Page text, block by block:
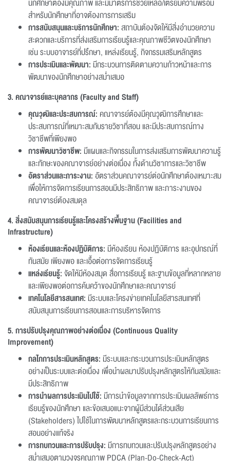
นักศึกษาต้องมีคุณภาพ และมีมาตรการช่วยเหลือ/เตรียมความพร้อม
สำหรับนักศึกษาที่อาจต้องการการเสริม
การสนับสนุนและบริการนักศึกษา:สถาบันต้องจัดให้มีสิ่งอำนวยความ
สะดวกและบริการที่ส่งเสริมการเรียนรู้และคุณภาพชีวิตของนักศึกษา
เช่น ระบบอาจารย์ที่ปรึกษา, แหล่งเรียนรู้, กิจกรรมเสริมหลักสูตร
การประเมินและพัฒนา: มีกระบวนการติดตามความก้าวหน้าและการ
พัฒนาของนักศึกษาอย่างสม่ำเสมอ
3. คณาจารย์และบุคลากร (Faculty and Staff)
คุณวุฒิและประสบการณ์: คณาจารย์ต้องมีคุณวุฒิการศึกษาและ
ประสบการณ์ที่เหมาะสมกับรายวิชาที่สอน และมีประสบการณ์ทาง
วิชาชีพที่เพียงพอ
การพัฒนาวิชาชีพ: มีแผนและกิจกรรมในการส่งเสริมการพัฒนาความรู้
และทักษะของคณาจารย์อย่างต่อเนื่อง ทั้งด้านวิชาการและวิชาชีพ
อัตราส่วนและภาระงาน: อัตราส่วนคณาจารย์ต่อนักศึกษาต้องเหมาะสม
เพื่อให้การจัดการเรียนการสอนมีประสิทธิภาพ และภาระงานของ
คณาจารย์ต้องสมดุล
4. สิ่งสนับสนุนการเรียนรู้และโครงสร้างพื้นฐาน (Facilities and
Infrastructure)
ห้องเรียนและห้องปฏิบัติการ: มีห้องเรียน ห้องปฏิบัติการ และอุปกรณ์ที่
ทันสมัย เพียงพอ และเอื้อต่อการจัดการเรียนรู้
แหล่งเรียนรู้:จัดให้มีห้องสมุด สื่อการเรียนรู้ และฐานข้อมูลที่หลากหลาย
และเพียงพอต่อการค้นคว้าของนักศึกษาและคณาจารย์
เทคโนโลยีสารสนเทศ: มีระบบและโครงข่ายเทคโนโลยีสารสนเทศที่
สนับสนุนการเรียนการสอนและการบริหารจัดการ
5. การปรับปรุงคุณภาพอย่างต่อเนื่อง (Continuous Quality
Improvement)
กลไกการประเมินหลักสูตร: มีระบบและกระบวนการประเมินหลักสูตร
อย่างเป็นระบบและต่อเนื่อง เพื่อนำผลมาปรับปรุงหลักสูตรให้ทันสมัยและ
มีประสิทธิภาพ
การนำผลการประเมินไปใช้: มีการนำข้อมูลจากการประเมินผลลัพธ์การ
เรียนรู้ของนักศึกษา และข้อเสนอแนะจากผู้มีส่วนได้ส่วนเสีย
(Stakeholders) ไปใช้ในการพัฒนาหลักสูตรและกระบวนการเรียนการ
สอนอย่างแท้จริง
การทบทวนและการปรับปรุง: มีการทบทวนและปรับปรุงหลักสูตรอย่าง
สม่ำเสมอตามวงจรคุณภาพ PDCA (Plan-Do-Check-Act)